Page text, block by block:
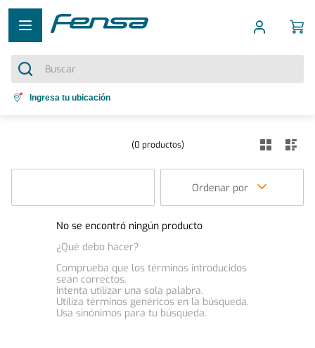
Buscar
Términos más buscados
3. bottom freezer
secadora
Ingresa tu ubicación
0 productos
Ordenar por
No se encontró ningún producto
¿Qué debo hacer?
Comprueba que los términos introducidos
sean correctos.
Intenta utilizar una sola palabra.
Utiliza términos genéricos en la búsqueda.
Usa sinónimos para tu búsqueda.